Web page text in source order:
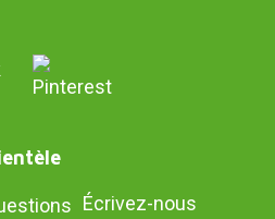
Écrivez-nous